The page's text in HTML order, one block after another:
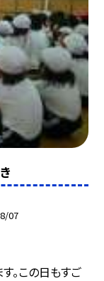
07
。この日もすご